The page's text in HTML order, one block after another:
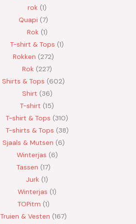
rok 1
Quapi 7
Rok 1
T-shirt & Tops 1
Rokken 272
Rok 227
Shirts & Tops 602
Shirt 36
T-shirt 15
T-shirt & Tops 310
T-shirts & Tops 38
Sjaals & Mutsen 6
Winterjas 6
Tassen 17
Jurk 1
Winterjas 1
TOPitm 1
Truien & Vesten 167